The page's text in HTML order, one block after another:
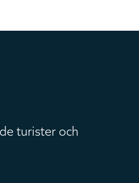
turister och